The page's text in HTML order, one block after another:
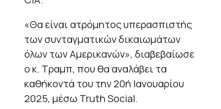
«Θα είναι ατρόμητος υπερασπιστής
των συνταγματικών δικαιωμάτων
όλων των Αμερικανών», διαβεβαίωσε
ο κ. Τραμπ, που θα αναλάβει τα
καθήκοντά του την 20ή Ιανουαρίου
2025, μέσω Truth Social.